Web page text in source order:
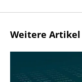
Weitere Artikel